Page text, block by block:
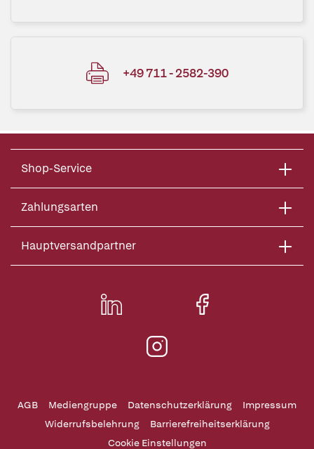
+49 711 - 2582-390
Shop-Service
Zahlungsarten
Hauptversandpartner
AGB Mediengruppe Datenschutzerklärung
Impressum
Widerrufsbelehrung
Barrierefreiheitserklärung
Cookie Einstellungen